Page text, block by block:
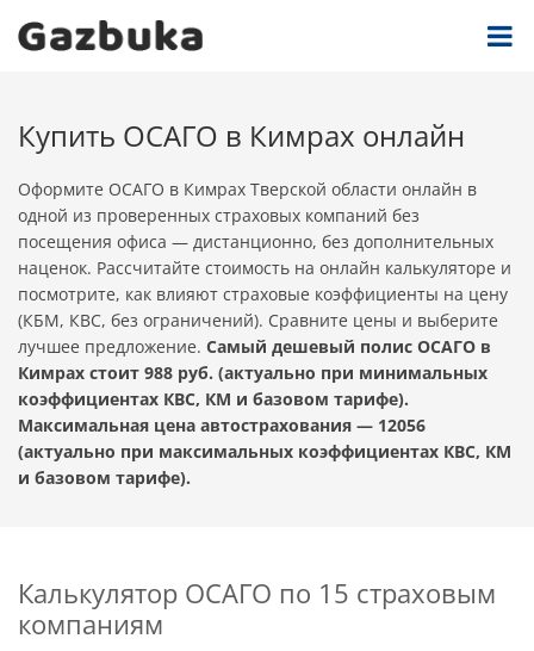
Купить ОСАГО в Кимрах онлайн
Оформите ОСАГО в Кимрах Тверской области онлайн в
одной из проверенных страховых компаний без
посещения офиса — дистанционно, без дополнительных
наценок. Рассчитайте стоимость на онлайн калькуляторе и
посмотрите, как влияют страховые коэффициенты на цену
(КБМ, КВС, без ограничений). Сравните цены и выберите
лучшее предложение. Самый дешевый полис ОСАГО в
Кимрах стоит 988 руб. (актуально при минимальных
коэффициентах КВС, КМ и базовом тарифе).
Максимальная цена автострахования — 12056
(актуально при максимальных коэффициентах КВС, КМ
и базовом тарифе).
Калькулятор ОСАГО по 15 страховым
компаниям